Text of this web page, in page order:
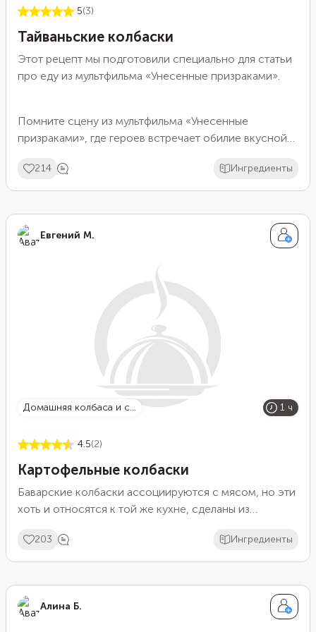
5(3)
Тайваньские колбаски
Этот рецепт мы подготовили специально для статьи
про еду из мультфильма «Унесенные призраками»
Помните сцену из мультфильма «Унесенные
призраками», где героев встречает обилие вкусной
угощений на экране появляются тайваньские
колбаски — необычно сладковатые сосиски с
такие колбаски готовят из свинины, но их также
можно сделать и из курицы. Процесс приготовления
определенно стоит затраченных усилий.
214 Ингредиенты
Евгений М.
домашняя колбаса и с... 1 ч
4.5(2)
Картофельные колбаски
Баварские колбаски ассоциируются с мясом, но эти
хоть и относятся к той же кухне, сделаны из
бекон, грибы также делают вкус более
многогранным. Дополнительные ингредиенты
с сырым тертым картофелем и начинить ими
натуральную оболочку. Останется лишь обжарить
203 Ингредиенты
Алина Б.